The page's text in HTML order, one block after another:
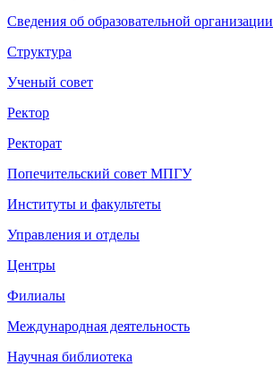
Сведения об образовательной организации
Структура
Ученый совет
Ректор
Ректорат
Попечительский совет МПГУ
Институты и факультеты
Управления и отделы
Центры
Филиалы
Международная деятельность
Научная библиотека